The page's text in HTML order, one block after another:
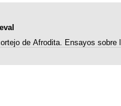
de Afrodita. Ensayos sobre